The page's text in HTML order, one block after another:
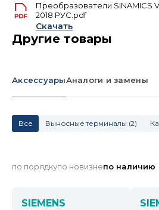
Преобразователи SINAMICS
2018 РУС.pdf
Скачать
Другие товары
АксессуарыАналоги и замены
Все Выносные терминалы (2)
по порядкупо новизнепо наличию
SIEMENS